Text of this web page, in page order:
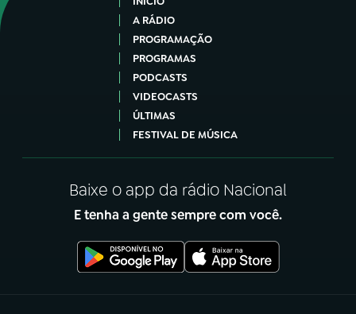
A RÁDIO
PROGRAMAÇÃO
PROGRAMAS
PODCASTS
VIDEOCASTS
ÚLTIMAS
FESTIVAL DE MÚSICA
Baixe o app da rádio Nacional
E tenha a gente sempre com você.